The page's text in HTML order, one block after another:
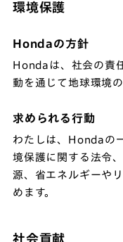
環境保護
Hondaの方針
Hondaは、社会の責
動を通じて地球環境
求められる行動
わたしは、Hondaの
境保護に関する法令
源、省エネルギーや
めます。
社会貢献